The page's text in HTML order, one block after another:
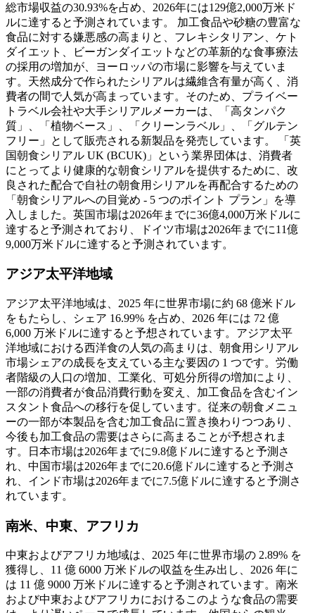
総市場収益の30.93%を占め、2026年には129億2,000万米ド
ルに達すると予測されています。 加工食品や砂糖の豊富な
食品に対する嫌悪感の高まりと、フレキシタリアン、ケト
ダイエット、ビーガンダイエットなどの革新的な食事療法
の採用の増加が、ヨーロッパの市場に影響を与えていま
す。天然成分で作られたシリアルは繊維含有量が高く、消
費者の間で人気が高まっています。そのため、プライベー
トラベル会社や大手シリアルメーカーは、「高タンパク
質」、「植物ベース」、「クリーンラベル」、「グルテン
フリー」として販売される新製品を発売しています。 「英
国朝食シリアル UK (BCUK)」という業界団体は、消費者
にとってより健康的な朝食シリアルを提供するために、改
良された配合で自社の朝食用シリアルを再配合するための
「朝食シリアルへの目覚め - 5 つのポイント プラン」を導
入しました。英国市場は2026年までに36億4,000万米ドルに
達すると予測されており、ドイツ市場は2026年までに11億
9,000万米ドルに達すると予測されています。
アジア太平洋地域
アジア太平洋地域は、2025 年に世界市場に約 68 億米ドル
をもたらし、シェア 16.99% を占め、2026 年には 72 億
6,000 万米ドルに達すると予想されています。アジア太平
洋地域における西洋食の人気の高まりは、朝食用シリアル
市場シェアの成長を支えている主な要因の 1 つです。労働
者階級の人口の増加、工業化、可処分所得の増加により、
一部の消費者が食品消費行動を変え、加工食品を含むイン
スタント食品への移行を促しています。従来の朝食メニュ
ーの一部が本製品を含む加工食品に置き換わりつつあり、
今後も加工食品の需要はさらに高まることが予想されま
す。日本市場は2026年までに9.8億ドルに達すると予測さ
れ、中国市場は2026年までに20.6億ドルに達すると予測さ
れ、インド市場は2026年までに7.5億ドルに達すると予測さ
れています。
南米、中東、アフリカ
中東およびアフリカ地域は、2025 年に世界市場の 2.89% を
獲得し、11 億 6000 万米ドルの収益を生み出し、2026 年に
は 11 億 9000 万米ドルに達すると予測されています。南米
および中東およびアフリカにおけるこのような食品の需要